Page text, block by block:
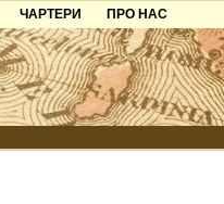
ЧАРТЕРИ
ПРО НАС
Контакти
Партнерам
Додати готель